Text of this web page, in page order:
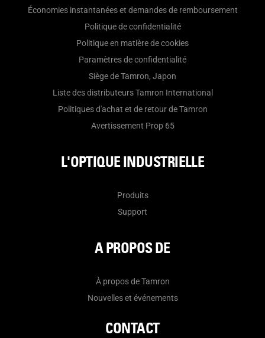
Économies instantanées et demandes de remboursement
Politique de confidentialité
Politique en matière de cookies
Paramètres de confidentialité
Siège de Tamron, Japon
Liste des distributeurs Tamron International
Politiques d'achat et de retour de Tamron
Avertissement Prop 65
L'OPTIQUE INDUSTRIELLE
Produits
Support
A PROPOS DE
À propos de Tamron
Nouvelles et événements
CONTACT